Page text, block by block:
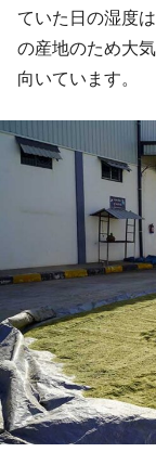
ていた日の湿度
の産地のため大
向いています。